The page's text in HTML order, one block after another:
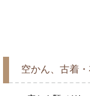
空かん、古着